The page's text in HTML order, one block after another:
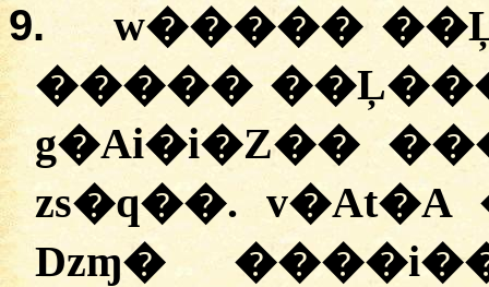
9.
w�����
�����
g�Ai�i�Z��
zs�q��.
Dzɱ�